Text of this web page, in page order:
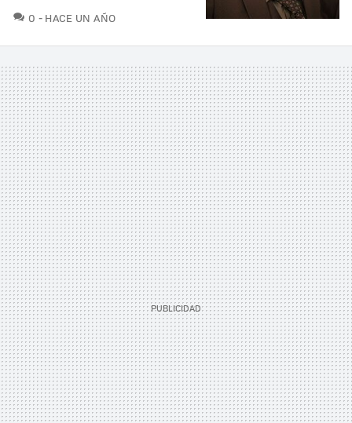
0 COMENTARIOS
HACE UN AÑO